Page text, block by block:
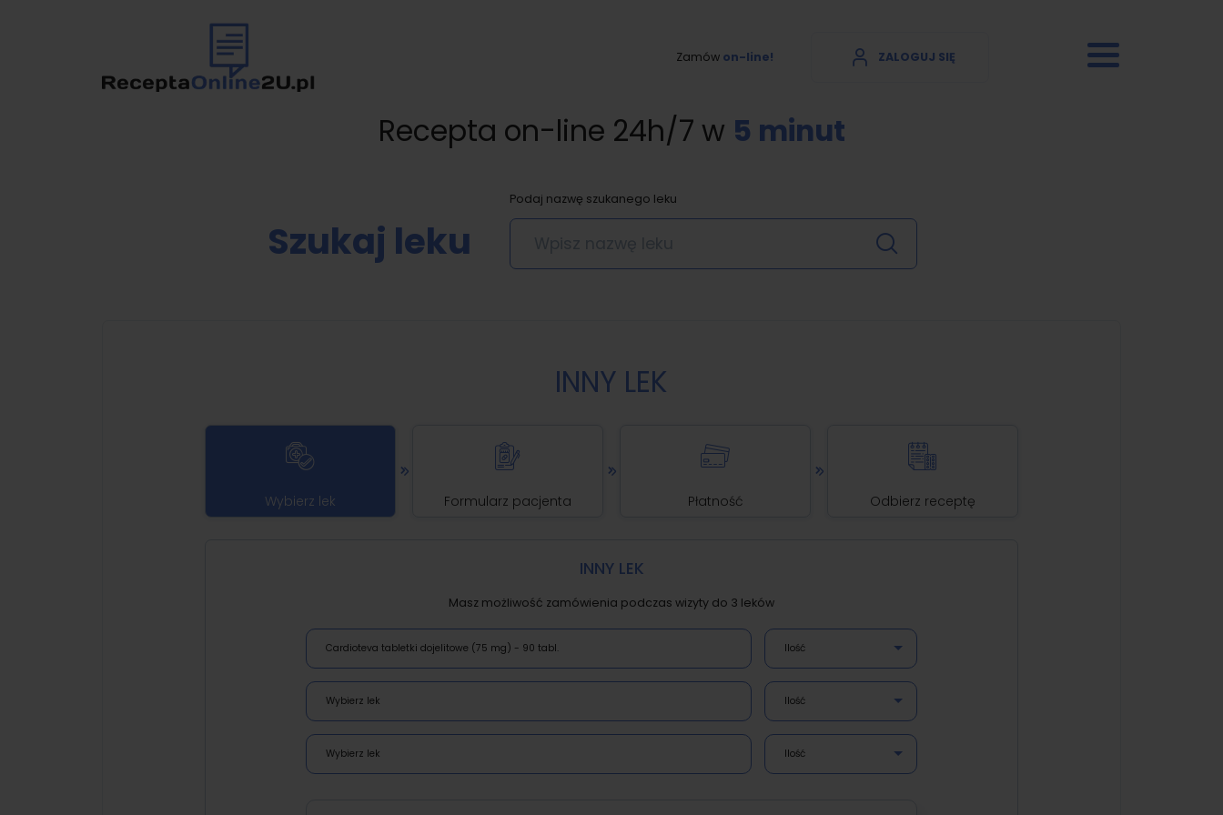
Zamów on-line! ZALOGUJ SIĘ
Recepta on-line 24h/7 w 5 minut
Szukaj leku
Podaj nazwę szukanego leku
INNY LEK
Wybierz lek Formularz pacjenta Płatność Odbierz receptę
INNY LEK
Masz możliwość zamówienia podczas wizyty do 3 leków
Cardioteva tabletki dojelitowe (75 mg) - 90 tabl.